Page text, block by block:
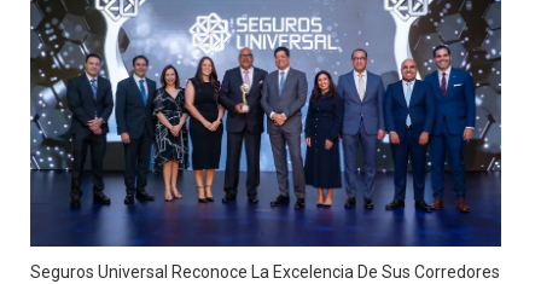
Seguros Universal Reconoce La Excelencia De Sus Corredores